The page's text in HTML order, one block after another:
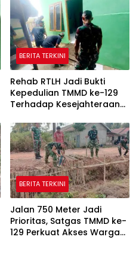
BERITA TERKINI
Rehab RTLH Jadi Bukti
Kepedulian TMMD ke-129
Terhadap Kesejahteraan
BERITA TERKINI
Jalan 750 Meter Jadi
Prioritas, Satgas TMMD ke-
129 Perkuat Akses Warga